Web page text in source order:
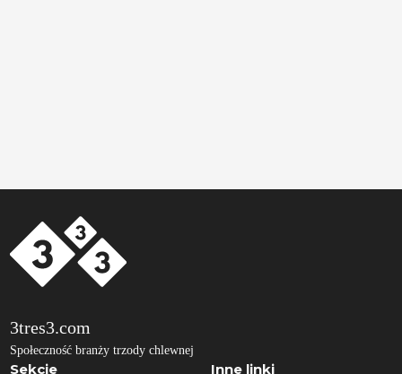
3tres3.com
Społeczność branży trzody chlewnej
Sekcje Inne linki